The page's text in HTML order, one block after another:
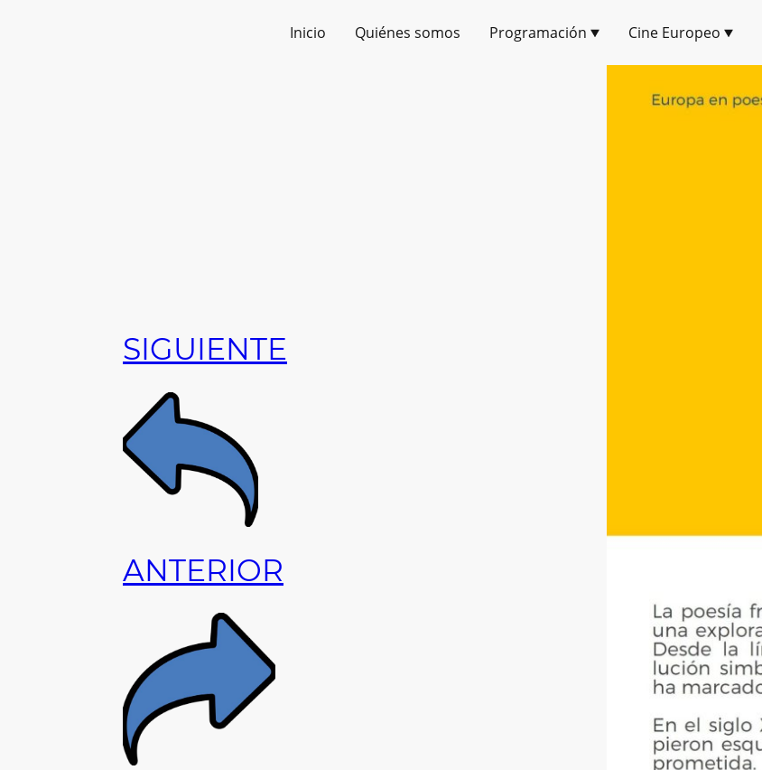
Inicio Quiénes somos Programación Cine Europeo
SIGUIENTE
ANTERIOR